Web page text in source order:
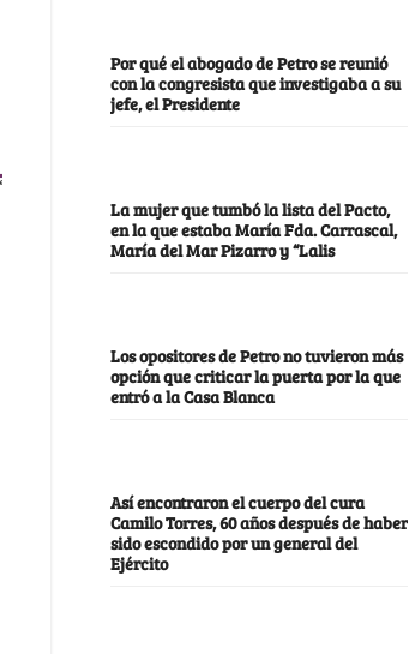
Por qué el abogado de Petro se reunió
con la congresista que investigaba a su
jefe, el Presidente
La mujer que tumbó la lista del Pacto,
en la que estaba María Fda. Carrascal,
María del Mar Pizarro y “Lalis
Los opositores de Petro no tuvieron más
opción que criticar la puerta por la que
entró a la Casa Blanca
Así encontraron el cuerpo del cura
Camilo Torres, 60 años después de haber
sido escondido por un general del
Ejército